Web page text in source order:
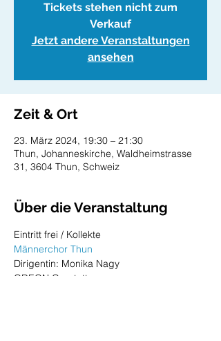
Tickets stehen nicht zum
Verkauf
Jetzt andere Veranstaltungen
ansehen
Zeit & Ort
23. März 2024, 19:30 – 21:30
Thun, Johanneskirche, Waldheimstrasse
31, 3604 Thun, Schweiz
Über die Veranstaltung
Eintritt frei / Kollekte
Männerchor Thun
Dirigentin: Monika Nagy
ODEON Quartett